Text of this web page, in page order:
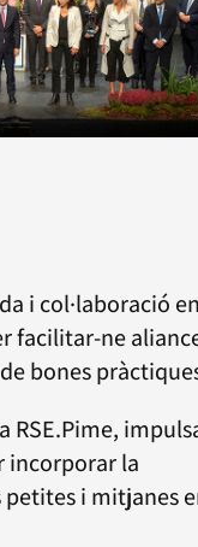
i col·laboració
facilitar-ne
bones
RSE.Pime,
incorporar la
i mitjanes